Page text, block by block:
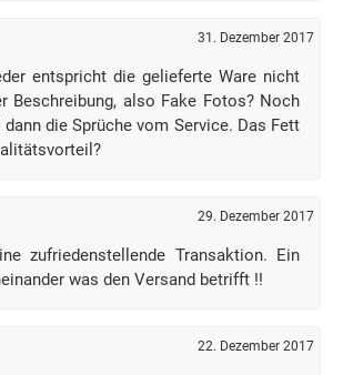
31. Dezember 2017
entspricht die gelieferte Ware nicht
Beschreibung, also Fake Fotos? Noch
die Sprüche vom Service. Das Fett
29. Dezember 2017
zufriedenstellende Transaktion. Ein
was den Versand betrifft !!
22. Dezember 2017